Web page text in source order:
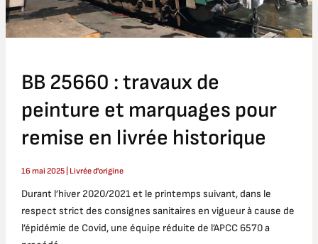
BB 25660 : travaux de
peinture et marquages pour
remise en livrée historique
16 mai 2025 Livrée d'origine
Durant l’hiver 2020/2021 et le printemps suivant, dans le
respect strict des consignes sanitaires en vigueur à cause de
l’épidémie de Covid, une équipe réduite de l’APCC 6570 a
en
livrée
historique